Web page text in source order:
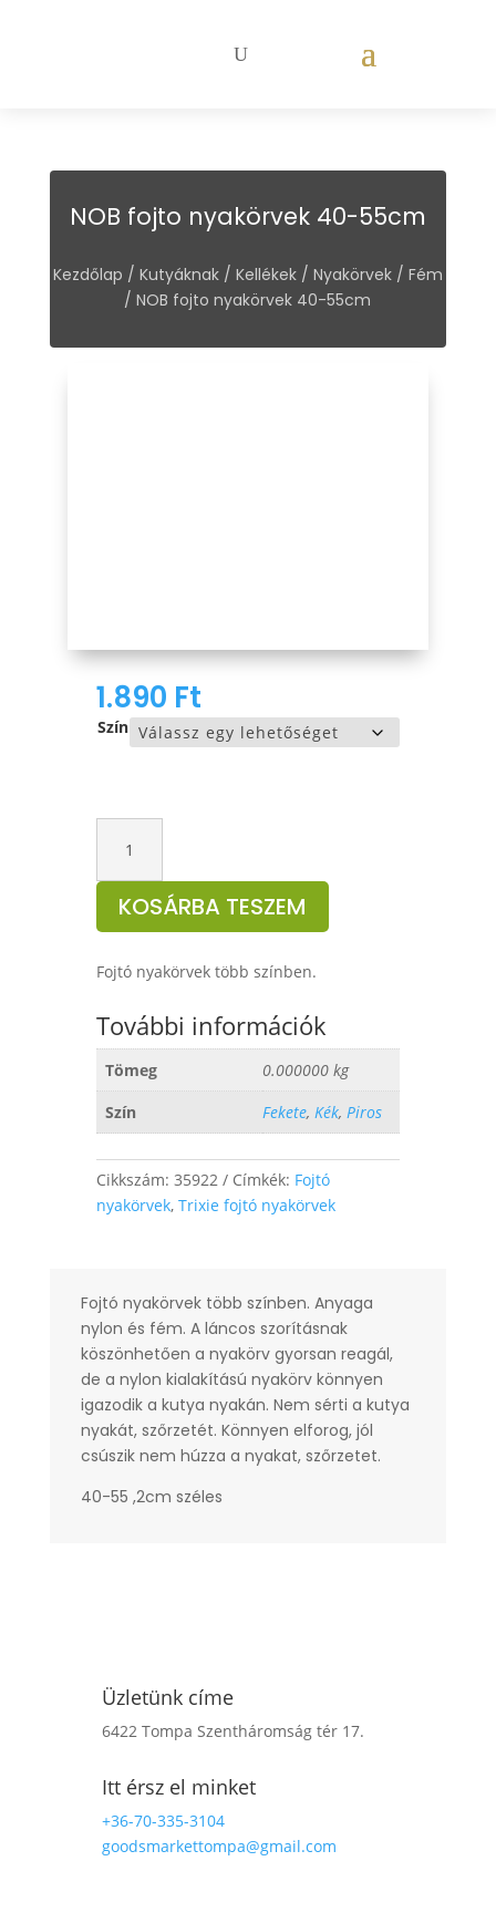
NOB fojto nyakörvek 40-55cm
Kezdőlap / Kutyáknak/ Kellékek/ Nyakörvek/ Fém
/ NOB fojto nyakörvek 40-55cm
1.890 Ft
Szín
fojto
nyakörvek
55cm
KOSÁRBA TESZEM
Fojtó nyakörvek több színben.
További információk
Tömeg
0.000000 kg
Szín
Fekete, Kék, Piros
Cikkszám: 35922 Címkék: Fojtó
nyakörvek, Trixie fojtó nyakörvek
Fojtó nyakörvek több színben. Anyaga
nylon és fém. A láncos szorításnak
köszönhetően a nyakörv gyorsan reagál,
de a nylon kialakítású nyakörv könnyen
igazodik a kutya nyakán. Nem sérti a kutya
nyakát, szőrzetét. Könnyen elforog, jól
csúszik nem húzza a nyakat, szőrzetet.
40-55 ,2cm széles
Üzletünk címe
6422 Tompa Szentháromság tér 17.
Itt érsz el minket
+36-70-335-3104
goodsmarkettompa@gmail.com